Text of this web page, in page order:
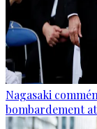
Nagasaki
bombardement